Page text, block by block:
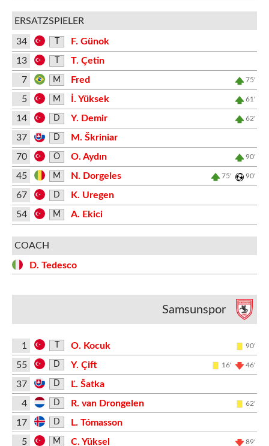
ERSATZSPIELER
34
F. Günok
13
T. Çetin
7
M Fred 75'
5 M İ. Yüksek 61'
14 D Y. Demir 62'
37 D
M. Škriniar
70
O O. Aydın 90'
45 M N. Dorgeles 75' 90'
67 D
K. Uregen
54
M A. Ekici
COACH
D. Tedesco
Samsunspor
1 O. Kocuk 90'
55 D Y. Çift 16' 46'
37 D
Ľ. Šatka
4
D R. van Drongelen 62'
17 D
L. Tómasson
5
M C. Yüksel 89'